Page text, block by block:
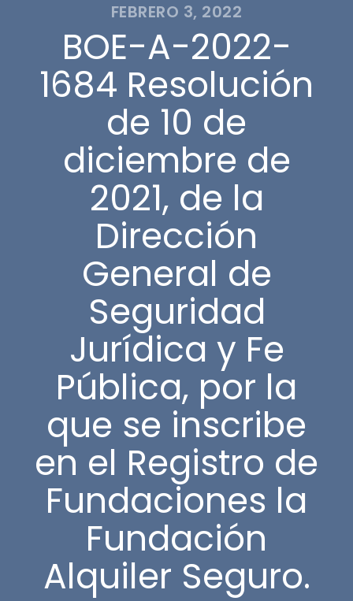
FEBRERO 3, 2022
BOE-A-2022-
1684 Resolución
de 10 de
diciembre de
2021, de la
Dirección
General de
Seguridad
Jurídica y Fe
Pública, por la
que se inscribe
en el Registro de
Fundaciones la
Fundación
Alquiler Seguro.